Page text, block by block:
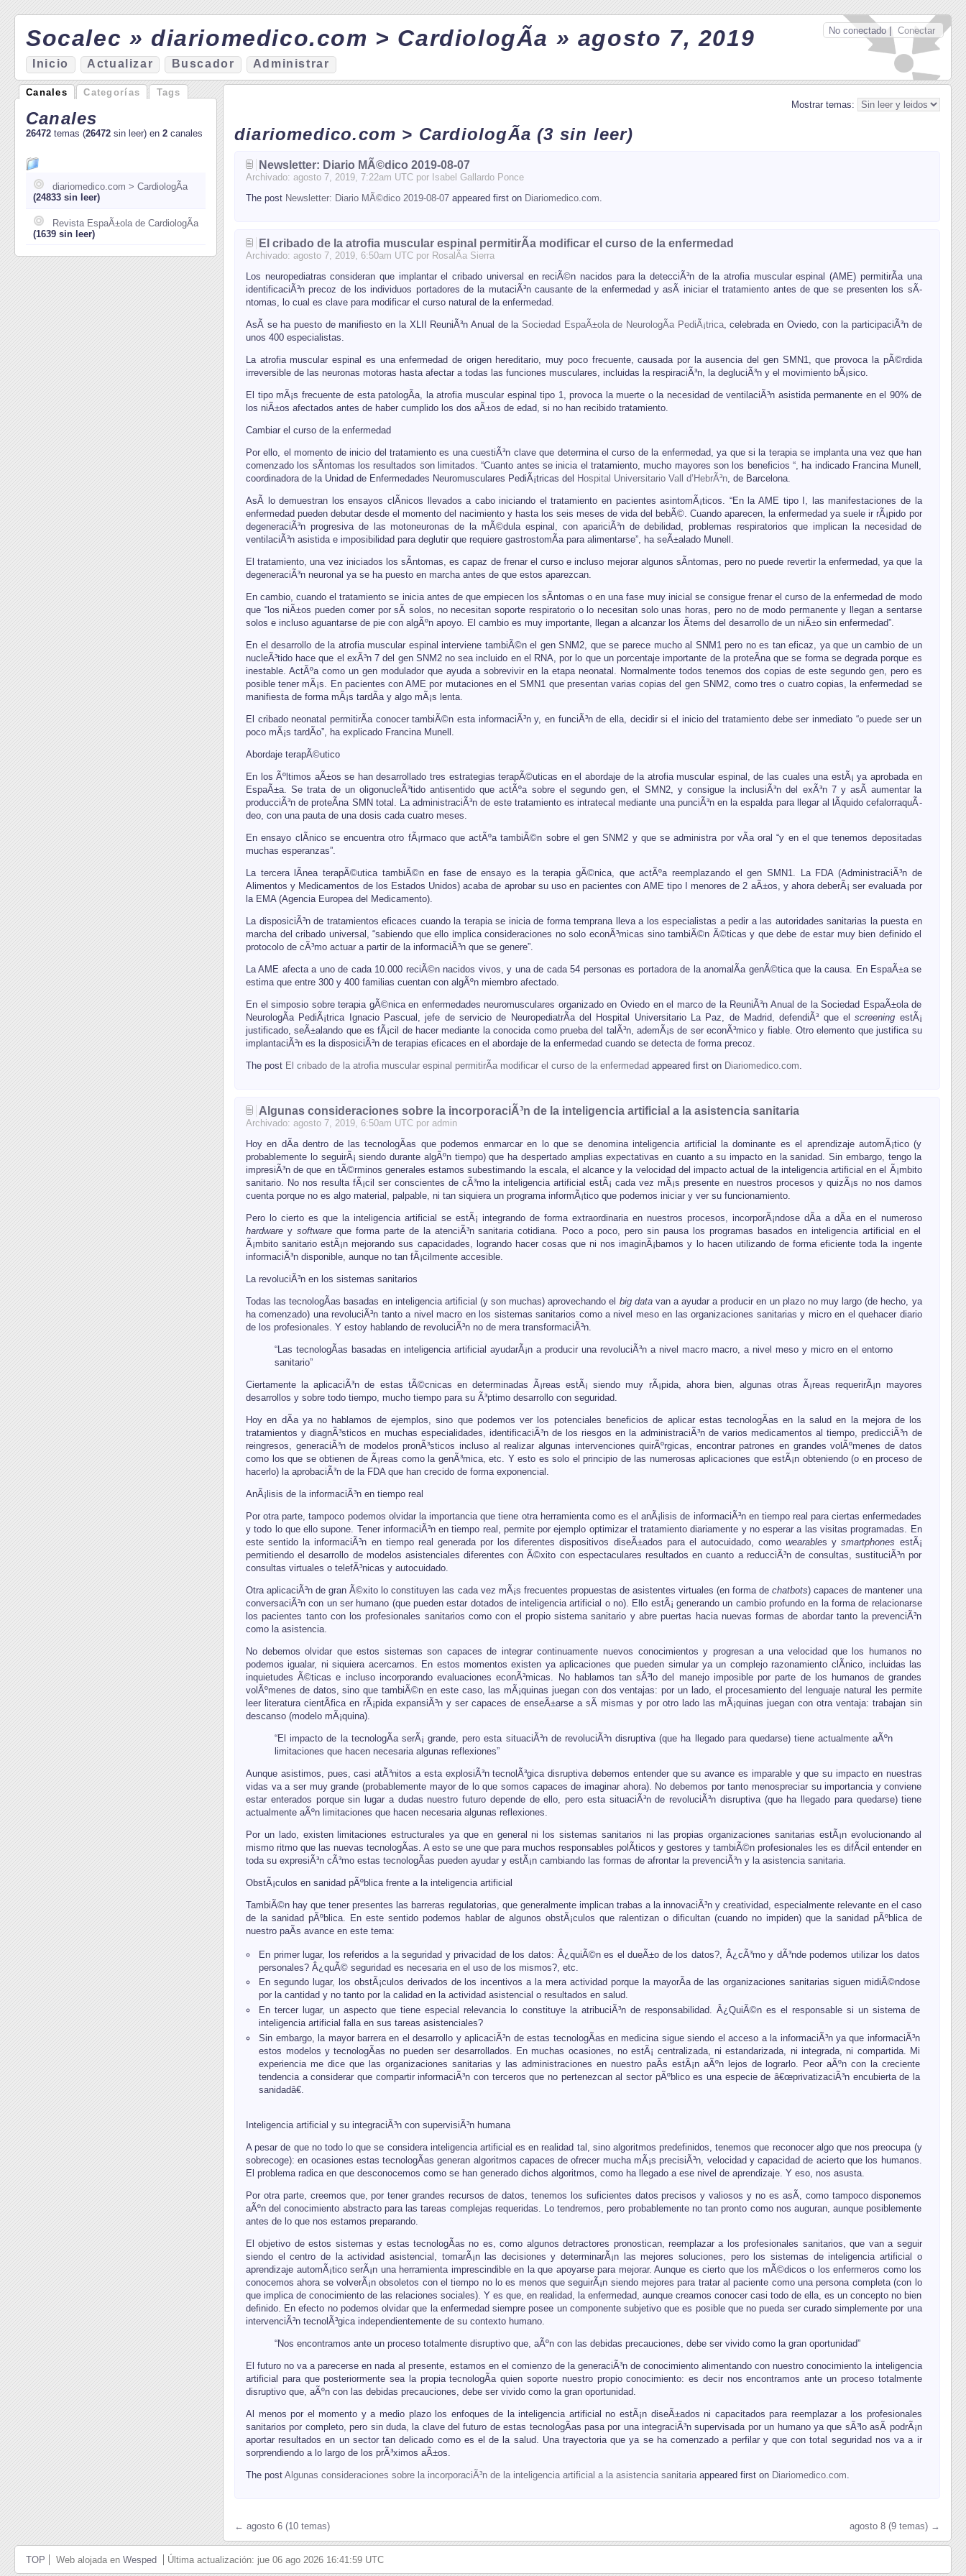
No conectado | Conectar
Socalec » diariomedico.com > CardiologÃ­a » agosto 7, 2019
nicio Actualizar Buscador Ad ministrar
Canales Categorías Tags
Canales
26472 temas (26472 sin leer) en 2 canales
diariomedico.com > CardiologÃ­a
(24833 sin leer)
Revista EspaÃ±ola de CardiologÃ­a
(1639 sin leer)
Mostrar temas:
diariomedico.com > CardiologÃ­a (3 sin leer)
Newsletter: Diario MÃ©dico 2019-08-07
Archivado: agosto 7, 2019, 7:22am UTC por Isabel Gallardo Ponce
The post Newsletter: Diario MÃ©dico 2019-08-07 appeared first on Diariomedico.com.
El cribado de la atrofia muscular espinal permitirÃ­a modificar el curso de la enfermedad
Archivado: agosto 7, 2019, 6:50am UTC por RosalÃ­a Sierra
Los neuropediatras consideran que implantar el cribado universal en reciÃ©n nacidos para la detecciÃ³n de la atrofia muscular espinal (AME) permitirÃ­a una
identificaciÃ³n precoz de los individuos portadores de la mutaciÃ³n causante de la enfermedad y asÃ­ iniciar el tratamiento antes de que se presenten los sÃ­
ntomas, lo cual es clave para modificar el curso natural de la enfermedad.
AsÃ­ se ha puesto de manifiesto en la XLII ReuniÃ³n Anual de la Sociedad EspaÃ±ola de NeurologÃ­a PediÃ¡trica, celebrada en Oviedo, con la participaciÃ³n de
unos 400 especialistas.
La atrofia muscular espinal es una enfermedad de origen hereditario, muy poco frecuente, causada por la ausencia del gen SMN1, que provoca la pÃ©rdida
irreversible de las neuronas motoras hasta afectar a todas las funciones musculares, incluidas la respiraciÃ³n, la degluciÃ³n y el movimiento bÃ¡sico.
El tipo mÃ¡s frecuente de esta patologÃ­a, la atrofia muscular espinal tipo 1, provoca la muerte o la necesidad de ventilaciÃ³n asistida permanente en el 90% de
los niÃ±os afectados antes de haber cumplido los dos aÃ±os de edad, si no han recibido tratamiento.
Cambiar el curso de la enfermedad
Por ello, el momento de inicio del tratamiento es una cuestiÃ³n clave que determina el curso de la enfermedad, ya que si la terapia se implanta una vez que han
comenzado los sÃ­ntomas los resultados son limitados. “Cuanto antes se inicia el tratamiento, mucho mayores son los beneficios “, ha indicado Francina Munell,
coordinadora de la Unidad de Enfermedades Neuromusculares PediÃ¡tricas del Hospital Universitario Vall d’HebrÃ³n, de Barcelona.
AsÃ­ lo demuestran los ensayos clÃ­nicos llevados a cabo iniciando el tratamiento en pacientes asintomÃ¡ticos. “En la AME tipo I, las manifestaciones de la
enfermedad pueden debutar desde el momento del nacimiento y hasta los seis meses de vida del bebÃ©. Cuando aparecen, la enfermedad ya suele ir rÃ¡pido por
degeneraciÃ³n progresiva de las motoneuronas de la mÃ©dula espinal, con apariciÃ³n de debilidad, problemas respiratorios que implican la necesidad de
ventilaciÃ³n asistida e imposibilidad para deglutir que requiere gastrostomÃ­a para alimentarse”, ha seÃ±alado Munell.
El tratamiento, una vez iniciados los sÃ­ntomas, es capaz de frenar el curso e incluso mejorar algunos sÃ­ntomas, pero no puede revertir la enfermedad, ya que la
degeneraciÃ³n neuronal ya se ha puesto en marcha antes de que estos aparezcan.
En cambio, cuando el tratamiento se inicia antes de que empiecen los sÃ­ntomas o en una fase muy inicial se consigue frenar el curso de la enfermedad de modo
que “los niÃ±os pueden comer por sÃ­ solos, no necesitan soporte respiratorio o lo necesitan solo unas horas, pero no de modo permanente y llegan a sentarse
solos e incluso aguantarse de pie con algÃºn apoyo. El cambio es muy importante, llegan a alcanzar los Ã­tems del desarrollo de un niÃ±o sin enfermedad”.
En el desarrollo de la atrofia muscular espinal interviene tambiÃ©n el gen SNM2, que se parece mucho al SNM1 pero no es tan eficaz, ya que un cambio de un
nucleÃ³tido hace que el exÃ³n 7 del gen SNM2 no sea incluido en el RNA, por lo que un porcentaje importante de la proteÃ­na que se forma se degrada porque es
inestable. ActÃºa como un gen modulador que ayuda a sobrevivir en la etapa neonatal. Normalmente todos tenemos dos copias de este segundo gen, pero es
posible tener mÃ¡s. En pacientes con AME por mutaciones en el SMN1 que presentan varias copias del gen SNM2, como tres o cuatro copias, la enfermedad se
manifiesta de forma mÃ¡s tardÃ­a y algo mÃ¡s lenta.
El cribado neonatal permitirÃ­a conocer tambiÃ©n esta informaciÃ³n y, en funciÃ³n de ella, decidir si el inicio del tratamiento debe ser inmediato “o puede ser un
poco mÃ¡s tardÃ­o”, ha explicado Francina Munell.
Abordaje terapÃ©utico
En los Ãºltimos aÃ±os se han desarrollado tres estrategias terapÃ©uticas en el abordaje de la atrofia muscular espinal, de las cuales una estÃ¡ ya aprobada en
EspaÃ±a. Se trata de un oligonucleÃ³tido antisentido que actÃºa sobre el segundo gen, el SMN2, y consigue la inclusiÃ³n del exÃ³n 7 y asÃ­ aumentar la
producciÃ³n de proteÃ­na SMN total. La administraciÃ³n de este tratamiento es intratecal mediante una punciÃ³n en la espalda para llegar al lÃ­quido cefalorraquÃ­
deo, con una pauta de una dosis cada cuatro meses.
En ensayo clÃ­nico se encuentra otro fÃ¡rmaco que actÃºa tambiÃ©n sobre el gen SNM2 y que se administra por vÃ­a oral “y en el que tenemos depositadas
muchas esperanzas”.
La tercera lÃ­nea terapÃ©utica tambiÃ©n en fase de ensayo es la terapia gÃ©nica, que actÃºa reemplazando el gen SMN1. La FDA (AdministraciÃ³n de
Alimentos y Medicamentos de los Estados Unidos) acaba de aprobar su uso en pacientes con AME tipo I menores de 2 aÃ±os, y ahora deberÃ¡ ser evaluada por
la EMA (Agencia Europea del Medicamento).
La disposiciÃ³n de tratamientos eficaces cuando la terapia se inicia de forma temprana lleva a los especialistas a pedir a las autoridades sanitarias la puesta en
marcha del cribado universal, “sabiendo que ello implica consideraciones no solo econÃ³micas sino tambiÃ©n Ã©ticas y que debe de estar muy bien definido el
protocolo de cÃ³mo actuar a partir de la informaciÃ³n que se genere”.
La AME afecta a uno de cada 10.000 reciÃ©n nacidos vivos, y una de cada 54 personas es portadora de la anomalÃ­a genÃ©tica que la causa. En EspaÃ±a se
estima que entre 300 y 400 familias cuentan con algÃºn miembro afectado.
En el simposio sobre terapia gÃ©nica en enfermedades neuromusculares organizado en Oviedo en el marco de la ReuniÃ³n Anual de la Sociedad EspaÃ±ola de
NeurologÃ­a PediÃ¡trica Ignacio Pascual, jefe de servicio de NeuropediatrÃ­a del Hospital Universitario La Paz, de Madrid, defendiÃ³ que elscreening estÃ¡
justificado, seÃ±alando que es fÃ¡cil de hacer mediante la conocida como prueba del talÃ³n, ademÃ¡s de ser econÃ³mico y fiable. Otro elemento que justifica su
implantaciÃ³n es la disposiciÃ³n de terapias eficaces en el abordaje de la enfermedad cuando se detecta de forma precoz.
The post El cribado de la atrofia muscular espinal permitirÃ­a modificar el curso de la enfermedad appeared first on Diariomedico.com.
Algunas consideraciones sobre la incorporaciÃ³n de la inteligencia artificial a la asistencia sanitaria
Archivado: agosto 7, 2019, 6:50am UTC por admin
Hoy en dÃ­a dentro de las tecnologÃ­as que podemos enmarcar en lo que se denomina inteligencia artificial la dominante es el aprendizaje automÃ¡tico (y
probablemente lo seguirÃ¡ siendo durante algÃºn tiempo) que ha despertado amplias expectativas en cuanto a su impacto en la sanidad. Sin embargo, tengo la
impresiÃ³n de que en tÃ©rminos generales estamos subestimando la escala, el alcance y la velocidad del impacto actual de la inteligencia artificial en el Ã¡mbito
sanitario. No nos resulta fÃ¡cil ser conscientes de cÃ³mo la inteligencia artificial estÃ¡ cada vez mÃ¡s presente en nuestros procesos y quizÃ¡s no nos damos
cuenta porque no es algo material, palpable, ni tan siquiera un programa informÃ¡tico que podemos iniciar y ver su funcionamiento.
Pero lo cierto es que la inteligencia artificial se estÃ¡ integrando de forma extraordinaria en nuestros procesos, incorporÃ¡ndose dÃ­a a dÃ­a en el numeroso
hardware y softwareque forma parte de la atenciÃ³n sanitaria cotidiana. Poco a poco, pero sin pausa los programas basados en inteligencia artificial en el
Ã¡mbito sanitario estÃ¡n mejorando sus capacidades, logrando hacer cosas que ni nos imaginÃ¡bamos y lo hacen utilizando de forma eficiente toda la ingente
informaciÃ³n disponible, aunque no tan fÃ¡cilmente accesible.
La revoluciÃ³n en los sistemas sanitarios
Todas las tecnologÃ­as basadas en inteligencia artificial (y son muchas) aprovechando el big datavan a ayudar a producir en un plazo no muy largo (de hecho, ya
ha comenzado) una revoluciÃ³n tanto a nivel macro en los sistemas sanitarios como a nivel meso en las organizaciones sanitarias y micro en el quehacer diario
de los profesionales. Y estoy hablando de revoluciÃ³n no de mera transformaciÃ³n.
“Las tecnologÃ­as basadas en inteligencia artificial ayudarÃ¡n a producir una revoluciÃ³n a nivel macro macro, a nivel meso y micro en el entorno
sanitario”
Ciertamente la aplicaciÃ³n de estas tÃ©cnicas en determinadas Ã¡reas estÃ¡ siendo muy rÃ¡pida, ahora bien, algunas otras Ã¡reas requerirÃ¡n mayores
desarrollos y sobre todo tiempo, mucho tiempo para su Ã³ptimo desarrollo con seguridad.
Hoy en dÃ­a ya no hablamos de ejemplos, sino que podemos ver los potenciales beneficios de aplicar estas tecnologÃ­as en la salud en la mejora de los
tratamientos y diagnÃ³sticos en muchas especialidades, identificaciÃ³n de los riesgos en la administraciÃ³n de varios medicamentos al tiempo, predicciÃ³n de
reingresos, generaciÃ³n de modelos pronÃ³sticos incluso al realizar algunas intervenciones quirÃºrgicas, encontrar patrones en grandes volÃºmenes de datos
como los que se obtienen de Ã¡reas como la genÃ³mica, etc. Y esto es solo el principio de las numerosas aplicaciones que estÃ¡n obteniendo (o en proceso de
hacerlo) la aprobaciÃ³n de la FDA que han crecido de forma exponencial.
AnÃ¡lisis de la informaciÃ³n en tiempo real
Por otra parte, tampoco podemos olvidar la importancia que tiene otra herramienta como es el anÃ¡lisis de informaciÃ³n en tiempo real para ciertas enfermedades
y todo lo que ello supone. Tener informaciÃ³n en tiempo real, permite por ejemplo optimizar el tratamiento diariamente y no esperar a las visitas programadas. En
este sentido la informaciÃ³n en tiempo real generada por los diferentes dispositivos diseÃ±ados para el autocuidado, comowearables ysmartphones estÃ¡
permitiendo el desarrollo de modelos asistenciales diferentes con Ã©xito con espectaculares resultados en cuanto a reducciÃ³n de consultas, sustituciÃ³n por
consultas virtuales o telefÃ³nicas y autocuidado.
Otra aplicaciÃ³n de gran Ã©xito lo constituyen las cada vez mÃ¡s frecuentes propuestas de asistentes virtuales (en forma dechatbots) capaces de mantener una
conversaciÃ³n con un ser humano (que pueden estar dotados de inteligencia artificial o no). Ello estÃ¡ generando un cambio profundo en la forma de relacionarse
los pacientes tanto con los profesionales sanitarios como con el propio sistema sanitario y abre puertas hacia nuevas formas de abordar tanto la prevenciÃ³n
como la asistencia.
No debemos olvidar que estos sistemas son capaces de integrar continuamente nuevos conocimientos y progresan a una velocidad que los humanos no
podemos igualar, ni siquiera acercarnos. En estos momentos existen ya aplicaciones que pueden simular ya un complejo razonamiento clÃ­nico, incluidas las
inquietudes Ã©ticas e incluso incorporando evaluaciones econÃ³micas. No hablamos tan sÃ³lo del manejo imposible por parte de los humanos de grandes
volÃºmenes de datos, sino que tambiÃ©n en este caso, las mÃ¡quinas juegan con dos ventajas: por un lado, el procesamiento del lenguaje natural les permite
leer literatura cientÃ­fica en rÃ¡pida expansiÃ³n y ser capaces de enseÃ±arse a sÃ­ mismas y por otro lado las mÃ¡quinas juegan con otra ventaja: trabajan sin
descanso (modelo mÃ¡quina).
“El impacto de la tecnologÃ­a serÃ¡ grande, pero esta situaciÃ³n de revoluciÃ³n disruptiva (que ha llegado para quedarse) tiene actualmente aÃºn
limitaciones que hacen necesaria algunas reflexiones”
Aunque asistimos, pues, casi atÃ³nitos a esta explosiÃ³n tecnolÃ³gica disruptiva debemos entender que su avance es imparable y que su impacto en nuestras
vidas va a ser muy grande (probablemente mayor de lo que somos capaces de imaginar ahora). No debemos por tanto menospreciar su importancia y conviene
estar enterados porque sin lugar a dudas nuestro futuro depende de ello, pero esta situaciÃ³n de revoluciÃ³n disruptiva (que ha llegado para quedarse) tiene
actualmente aÃºn limitaciones que hacen necesaria algunas reflexiones.
Por un lado, existen limitaciones estructurales ya que en general ni los sistemas sanitarios ni las propias organizaciones sanitarias estÃ¡n evolucionando al
mismo ritmo que las nuevas tecnologÃ­as. A esto se une que para muchos responsables polÃ­ticos y gestores y tambiÃ©n profesionales les es difÃ­cil entender en
toda su expresiÃ³n cÃ³mo estas tecnologÃ­as pueden ayudar y estÃ¡n cambiando las formas de afrontar la prevenciÃ³n y la asistencia sanitaria.
ObstÃ¡culos en sanidad pÃºblica frente a la inteligencia artificial
TambiÃ©n hay que tener presentes las barreras regulatorias, que generalmente implican trabas a la innovaciÃ³n y creatividad, especialmente relevante en el caso
de la sanidad pÃºblica. En este sentido podemos hablar de algunos obstÃ¡culos que ralentizan o dificultan (cuando no impiden) que la sanidad pÃºblica de
nuestro paÃ­s avance en este tema:
En primer lugar, los referidos a la seguridad y privacidad de los datos: Â¿quiÃ©n es el dueÃ±o de los datos?, Â¿cÃ³mo y dÃ³nde podemos utilizar los datos
personales? Â¿quÃ© seguridad es necesaria en el uso de los mismos?, etc.
En segundo lugar, los obstÃ¡culos derivados de los incentivos a la mera actividad porque la mayorÃ­a de las organizaciones sanitarias siguen midiÃ©ndose
por la cantidad y no tanto por la calidad en la actividad asistencial o resultados en salud.
En tercer lugar, un aspecto que tiene especial relevancia lo constituye la atribuciÃ³n de responsabilidad. Â¿QuiÃ©n es el responsable si un sistema de
inteligencia artificial falla en sus tareas asistenciales?
Sin embargo, la mayor barrera en el desarrollo y aplicaciÃ³n de estas tecnologÃ­as en medicina sigue siendo el acceso a la informaciÃ³n ya que informaciÃ³n
estos modelos y tecnologÃ­as no pueden ser desarrollados. En muchas ocasiones, no estÃ¡ centralizada, ni estandarizada, ni integrada, ni compartida. Mi
experiencia me dice que las organizaciones sanitarias y las administraciones en nuestro paÃ­s estÃ¡n aÃºn lejos de lograrlo. Peor aÃºn con la creciente
tendencia a considerar que compartir informaciÃ³n con terceros que no pertenezcan al sector pÃºblico es una especie de â€œprivatizaciÃ³n encubierta de la
sanidadâ€.
Inteligencia artificial y su integraciÃ³n con supervisiÃ³n humana
A pesar de que no todo lo que se considera inteligencia artificial es en realidad tal, sino algoritmos predefinidos, tenemos que reconocer algo que nos preocupa (y
sobrecoge): en ocasiones estas tecnologÃ­as generan algoritmos capaces de ofrecer mucha mÃ¡s precisiÃ³n, velocidad y capacidad de acierto que los humanos.
El problema radica en que desconocemos como se han generado dichos algoritmos, como ha llegado a ese nivel de aprendizaje. Y eso, nos asusta.
Por otra parte, creemos que, por tener grandes recursos de datos, tenemos los suficientes datos precisos y valiosos y no es asÃ­, como tampoco disponemos
aÃºn del conocimiento abstracto para las tareas complejas requeridas. Lo tendremos, pero probablemente no tan pronto como nos auguran, aunque posiblemente
antes de lo que nos estamos preparando.
El objetivo de estos sistemas y estas tecnologÃ­as no es, como algunos detractores pronostican, reemplazar a los profesionales sanitarios, que van a seguir
siendo el centro de la actividad asistencial, tomarÃ¡n las decisiones y determinarÃ¡n las mejores soluciones, pero los sistemas de inteligencia artificial o
aprendizaje automÃ¡tico serÃ¡n una herramienta imprescindible en la que apoyarse para mejorar. Aunque es cierto que los mÃ©dicos o los enfermeros como los
conocemos ahora se volverÃ¡n obsoletos con el tiempo no lo es menos que seguirÃ¡n siendo mejores para tratar al paciente como una persona completa (con lo
que implica de conocimiento de las relaciones sociales). Y es que, en realidad, la enfermedad, aunque creamos conocer casi todo de ella, es un concepto no bien
definido. En efecto no podemos olvidar que la enfermedad siempre posee un componente subjetivo que es posible que no pueda ser curado simplemente por una
intervenciÃ³n tecnolÃ³gica independientemente de su contexto humano.
“Nos encontramos ante un proceso totalmente disruptivo que, aÃºn con las debidas precauciones, debe ser vivido como la gran oportunidad”
El futuro no va a parecerse en nada al presente, estamos en el comienzo de la generaciÃ³n de conocimiento alimentando con nuestro conocimiento la inteligencia
artificial para que posteriormente sea la propia tecnologÃ­a quien soporte nuestro propio conocimiento: es decir nos encontramos ante un proceso totalmente
disruptivo que, aÃºn con las debidas precauciones, debe ser vivido como la gran oportunidad.
Al menos por el momento y a medio plazo los enfoques de la inteligencia artificial no estÃ¡n diseÃ±ados ni capacitados para reemplazar a los profesionales
sanitarios por completo, pero sin duda, la clave del futuro de estas tecnologÃ­as pasa por una integraciÃ³n supervisada por un humano ya que sÃ³lo asÃ­ podrÃ¡n
aportar resultados en un sector tan delicado como es el de la salud. Una trayectoria que ya se ha comenzado a perfilar y que con total seguridad nos va a ir
sorprendiendo a lo largo de los prÃ³ximos aÃ±os.
The post Algunas consideraciones sobre la incorporaciÃ³n de la inteligencia artificial a la asistencia sanitaria appeared first on Diariomedico.com
← agosto 6 (10 temas) agosto 8 (9 temas) →
TOP Web alojada en Wesped Última actualización: jue 06 ago 2026 16:41:59 UTC